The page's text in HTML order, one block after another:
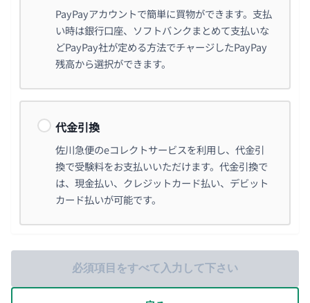
PayPayアカウントで簡単に買物ができます。支払
い時は銀行口座、ソフトバンクまとめて支払いな
どPayPay社が定める方法でチャージしたPayPay
残高から選択ができます。
代金引換
佐川急便のeコレクトサービスを利用し、代金引
換で受験料をお支払いいただけます。代金引換で
は、現金払い、クレジットカード払い、デビット
カード払いが可能です。
必須項目をすべて入力して下さい